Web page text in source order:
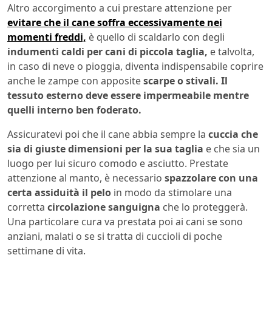
Altro accorgimento a cui prestare attenzione per
evitare che il cane soffra eccessivamente nei
momenti freddi, è quello di scaldarlo con degli
indumenti caldi per cani di piccola taglia, e talvolta,
in caso di neve o pioggia, diventa indispensabile coprire
anche le zampe con appositescarpe o stivali. Il
tessuto esterno deve essere impermeabile mentre
quelli interno ben foderato.
Assicuratevi poi che il cane abbia sempre la cuccia che
sia di giuste dimensioni per la sua taglia e che sia un
luogo per lui sicuro comodo e asciutto. Prestate
attenzione al manto, è necessario spazzolare con una
certa assiduità il pelo in modo da stimolare una
corretta circolazione sanguigna che lo proteggerà.
Una particolare cura va prestata poi ai cani se sono
anziani, malati o se si tratta di cuccioli di poche
settimane di vita.